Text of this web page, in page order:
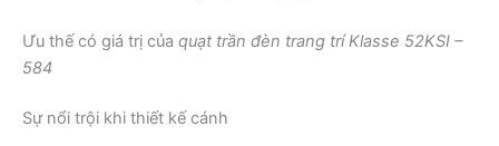
Ưu thế có giá trị của quạt trần đèn trang trí Klasse 52KSI –
584
Sự nổi trội khi thiết kế cánh